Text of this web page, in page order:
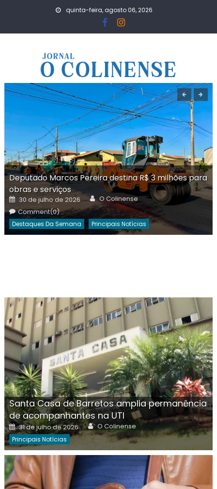
quinta-feira, agosto 06, 2026
Deputado Marcos Pereira destina R$ 3 milhões para
obras e serviços
Posted
on
30 de julho de 2026 Author
O Colinense
Comment(0)
Destaques Da Semana Principais Notícias
Santa Casa de Barretos amplia permanência
de acompanhantes na UTI
Posted
on
31 de julho de 2026 Author
O Colinense
Principais Notícias